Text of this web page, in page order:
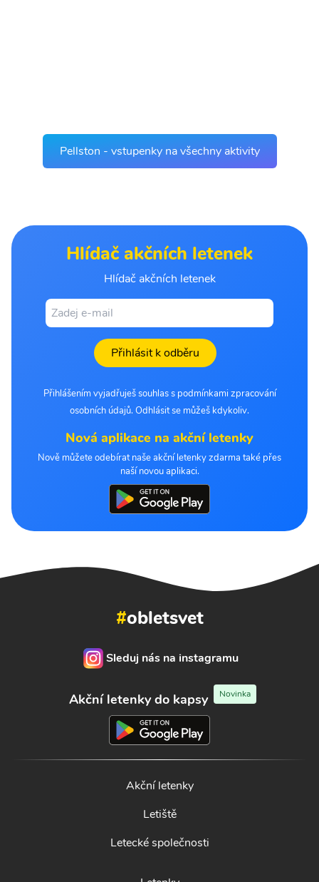
Pellston - vstupenky na všechny aktivity
Hlídač akčních letenek
Hlídač akčních letenek
Přihlásit k odběru
Přihlášením vyjadřuješ souhlas s podmínkami zpracování
osobních údajů. Odhlásit se můžeš kdykoliv.
Nová aplikace na akční letenky
Nově můžete odebírat naše akční letenky zdarma také přes
naší novou aplikaci.
#obletsvet
Sleduj nás na instagramu
Akční letenky do kapsy Novinka
Akční letenky
Letiště
Letecké společnosti